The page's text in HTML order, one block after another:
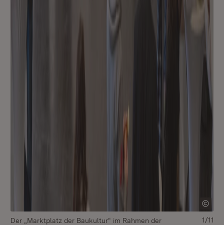
Der „Marktplatz der Baukultur“ im Rahmen der
1/11